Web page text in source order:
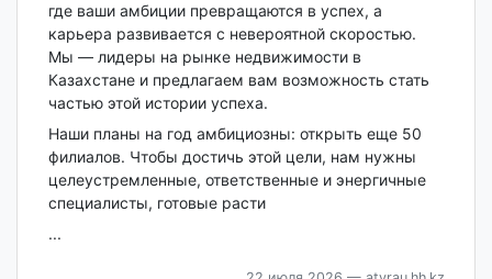
где ваши амбиции превращаются в успех, а
карьера развивается с невероятной скоростью.
Мы — лидеры на рынке недвижимости в
Казахстане и предлагаем вам возможность стать
частью этой истории успеха.
Наши планы на год амбициозны: открыть еще 50
филиалов. Чтобы достичь этой цели, нам нужны
целеустремленные, ответственные и энергичные
специалисты, готовые расти
...